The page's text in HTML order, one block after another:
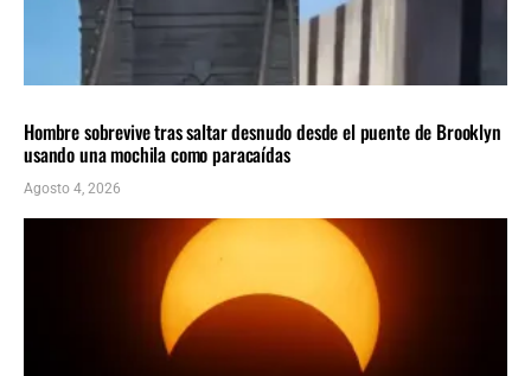
Hombre sobrevive tras saltar desnudo desde el puente de Brooklyn
usando una mochila como paracaídas
Agosto 4, 2026